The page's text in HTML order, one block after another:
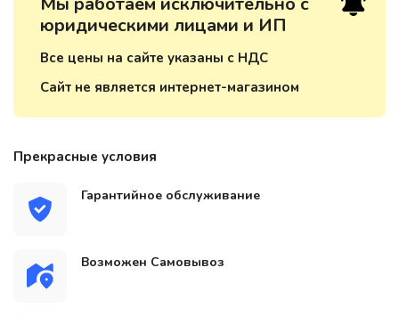
юридическими лицами и ИП
Все цены на сайте указаны с НДС
Сайт не является интернет-магазином
Прекрасные условия
Гарантийное обслуживание
Возможен Самовывоз